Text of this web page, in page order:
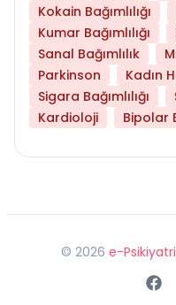
Kokain Bağımlılığı
Kumar Bağımlılığı
Sanal Bağımlılık
Parkinson
Kadın
Sigara Bağımlılığı
Kardioloji
Bipolar
© 2026 e-